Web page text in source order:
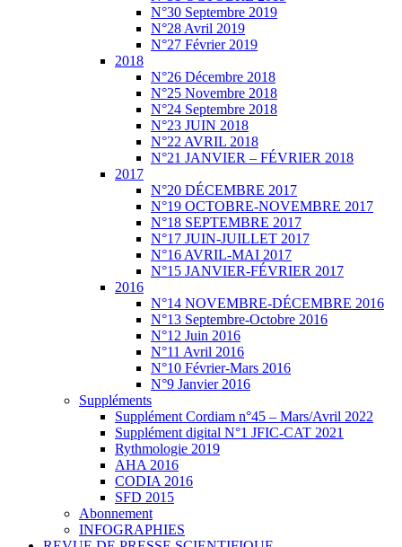
N°30 Septembre 2019
N°28 Avril 2019
N°27 Février 2019
2018
N°26 Décembre 2018
N°25 Novembre 2018
N°24 Septembre 2018
N°23 JUIN 2018
N°22 AVRIL 2018
N°21 JANVIER – FÉVRIER 2018
2017
N°20 DÉCEMBRE 2017
N°19 OCTOBRE-NOVEMBRE 2017
N°18 SEPTEMBRE 2017
N°17 JUIN-JUILLET 2017
N°16 AVRIL-MAI 2017
N°15 JANVIER-FÉVRIER 2017
2016
N°14 NOVEMBRE-DÉCEMBRE 2016
N°13 Septembre-Octobre 2016
N°12 Juin 2016
N°11 Avril 2016
N°10 Février-Mars 2016
N°9 Janvier 2016
Suppléments
Supplément Cordiam n°45 – Mars/Avril 2022
Supplément digital N°1 JFIC-CAT 2021
Rythmologie 2019
AHA 2016
CODIA 2016
SFD 2015
Abonnement
INFOGRAPHIES